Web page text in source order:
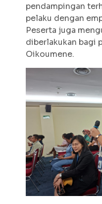
pendampingan
pelaku dengan
Peserta juga
diberlakukan bagi
Oikoumene.